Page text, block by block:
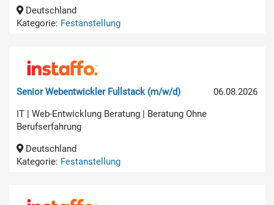
Deutschland
Kategorie: Festanstellung
06.08.2026
Senior Webentwickler Fullstack (m/w/d)
IT | Web-Entwicklung Beratung | Beratung Ohne
Berufserfahrung
Deutschland
Kategorie: Festanstellung